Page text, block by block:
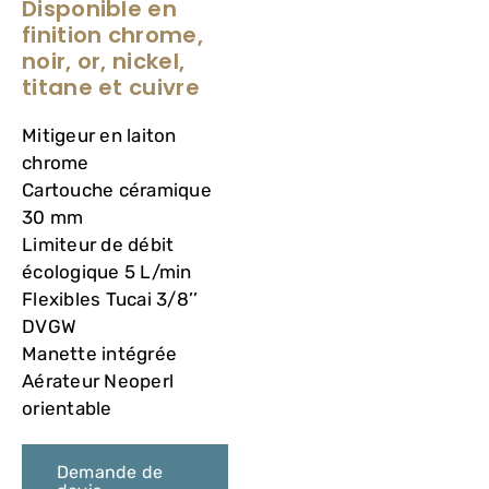
VASQUES
MIROIRS ET ECLAIRAGES
PAROIS DE DOUCHE
RECEVEURS DE DOUCHE
ROBINETTERIE
CONTACT
Disponible en
finition chrome,
noir, or, nickel,
titane et cuivre
Mitigeur en laiton
chrome
Cartouche céramique
30 mm
Limiteur de débit
écologique 5 L/min
Flexibles Tucai 3/8’’
DVGW
Manette intégrée
Aérateur Neoperl
orientable
Demande de